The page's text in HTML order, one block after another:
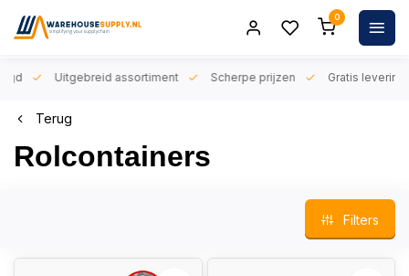
0
Uitgebreid assortiment Scherpe prijzen Gratis levering
Terug
Rolcontainers
Filters